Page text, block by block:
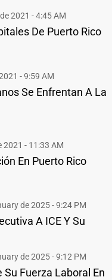
2021 - 4:45 AM
De Puerto Rico
- 9:59 AM
Se Enfrentan A La
2021 - 11:33 AM
En Puerto Rico
de 2025 - 9:24 PM
A ICE Y Su
de 2025 - 9:12 PM
Su Fuerza Laboral En